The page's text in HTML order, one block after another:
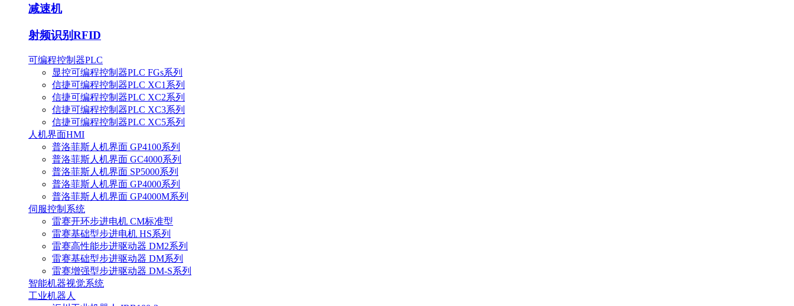
减速机
射频识别RFID
可编程控制器PLC
显控可编程控制器PLC FGs系列
信捷可编程控制器PLC XC1系列
信捷可编程控制器PLC XC2系列
信捷可编程控制器PLC XC3系列
信捷可编程控制器PLC XC5系列
人机界面HMI
普洛菲斯人机界面 GP4100系列
普洛菲斯人机界面 GC4000系列
普洛菲斯人机界面 SP5000系列
普洛菲斯人机界面 GP4000系列
普洛菲斯人机界面 GP4000M系列
伺服控制系统
雷赛开环步进电机 CM标准型
雷赛基础型步进电机 HS系列
雷赛高性能步进驱动器 DM2系列
雷赛基础型步进驱动器 DM系列
雷赛增强型步进驱动器 DM-S系列
智能机器视觉系统
工业机器人